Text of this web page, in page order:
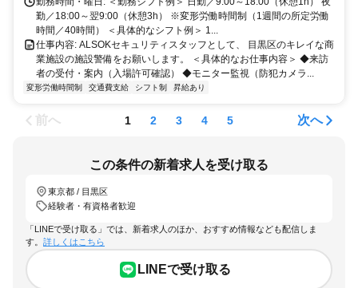
所を考慮しています） ※転居を伴う転勤なし
勤／18:00～翌9:00（休憩3h） ※変形労働時間制（1週間の所定労働
時間／40時間） ＜具体的なシフト例＞ 1...
仕事内容: ALSOKセキュリティスタッフとして、 目黒区のキレイな商
業施設の施設警備をお願いします。 ＜具体的なお仕事内容＞ ◆来訪
者の受付・案内（入場許可確認） ◆モニター監視（防犯カメラ...
変形労働時間制 交通費支給 シフト制 昇給あり
前へ 1 2 3 4 5 次へ
この条件の新着求人を受け取る
東京都 / 目黒区
経験者・有資格者歓迎
「LINEで受け取る」では、新着求人のほか、おすすめ情報なども配信しま
す。 詳しくはこちら
LINEで受け取る